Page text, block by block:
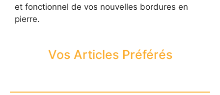
et fonctionnel de vos nouvelles bordures en
pierre.
Vos Articles Préférés